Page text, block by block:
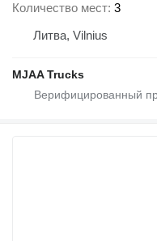
Количество мест 3
Литва, Vilnius
MJAA Trucks